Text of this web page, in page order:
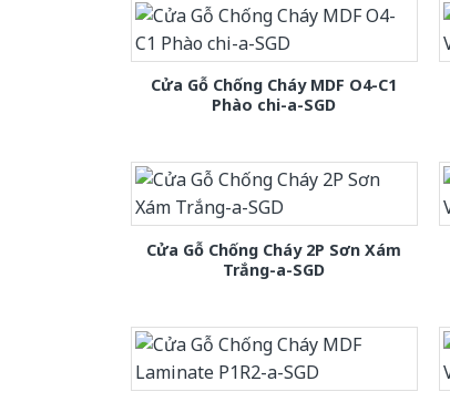
Cửa Gỗ Chống Cháy MDF O4-C1
Phào chi-a-SGD
Cửa Gỗ Chống Cháy 2P Sơn Xám
Trắng-a-SGD